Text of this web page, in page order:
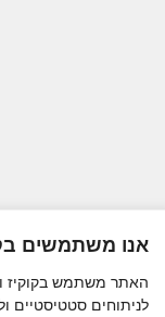
אנו משתמשים
האתר משתמש בקוקיז
לניתוחים סטטיסטיים